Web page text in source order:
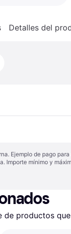
Detalles del
Ejemplo de pago
Importe mínimo y
de productos